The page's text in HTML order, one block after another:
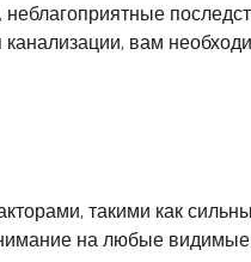
вам
такими как
на любые